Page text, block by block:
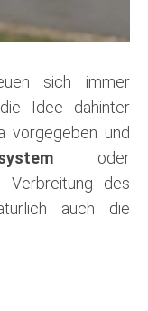
sich immer
Idee dahinter
vorgegeben und
oder
des
auch die